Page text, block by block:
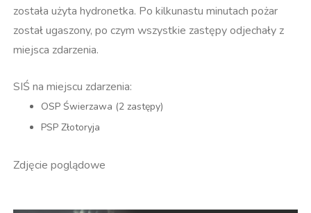
została użyta hydronetka. Po kilkunastu minutach pożar
został ugaszony, po czym wszystkie zastępy odjechały z
miejsca zdarzenia.
SIŚ na miejscu zdarzenia:
OSP Świerzawa (2 zastępy)
PSP Złotoryja
Zdjęcie poglądowe